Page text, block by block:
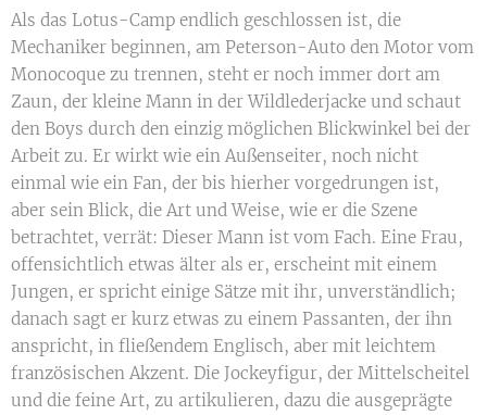
Als das Lotus-Camp endlich geschlossen ist, die
Mechaniker beginnen, am Peterson-Auto den Motor vom
Monocoque zu trennen, steht er noch immer dort am
Zaun, der kleine Mann in der Wildlederjacke und schaut
den Boys durch den einzig möglichen Blickwinkel bei der
Arbeit zu. Er wirkt wie ein Außenseiter, noch nicht
einmal wie ein Fan, der bis hierher vorgedrungen ist,
aber sein Blick, die Art und Weise, wie er die Szene
betrachtet, verrät: Dieser Mann ist vom Fach. Eine Frau,
offensichtlich etwas älter als er, erscheint mit einem
Jungen, er spricht einige Sätze mit ihr, unverständlich;
danach sagt er kurz etwas zu einem Passanten, der ihn
anspricht, in fließendem Englisch, aber mit leichtem
französischen Akzent. Die Jockeyfigur, der Mittelscheitel
und die feine Art, zu artikulieren, dazu die ausgeprägte